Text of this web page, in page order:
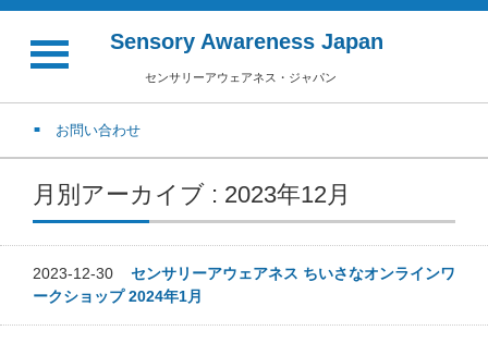
Sensory Awareness Japan
センサリーアウェアネス・ジャパン
お問い合わせ
月別アーカイブ : 2023年12月
2023-12-30 センサリーアウェアネス ちいさなオンラインワ
ークショップ 2024年1月